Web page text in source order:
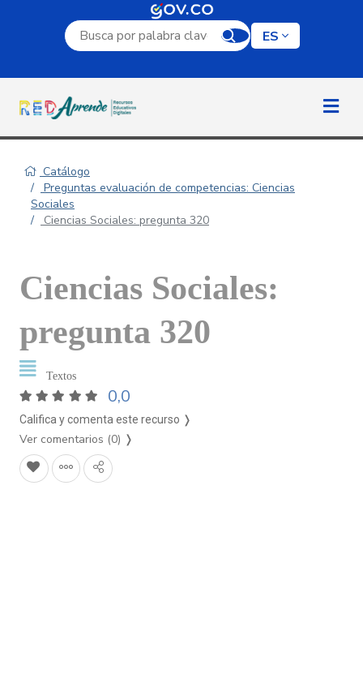
Campo de búsqueda por palabra clave
ES
Catálogo
Preguntas evaluación de competencias: Ciencias
Sociales
Ciencias Sociales: pregunta 320
Ciencias Sociales:
pregunta 320
Textos
0,0
Califica y comenta este recurso ❭
Ver comentarios (0) ❭